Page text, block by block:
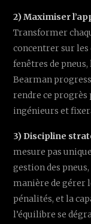
2) Maximiser
Transformer
concentrer sur
fenêtres de
Bearman
rendre ce progrès
ingénieurs et
3) Discipline
mesure pas
gestion des pneus,
manière de gérer
pénalités, et la
l’équilibre se